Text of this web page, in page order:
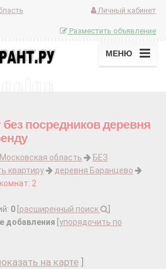
Личный кабинет
Разместить объявление
МЕНЮ
без посредников деревня
Московская область
БЕЗ
квартиру
деревня Баранцево
2
0 расширенный поиск
добавления упорядочить по
на карте